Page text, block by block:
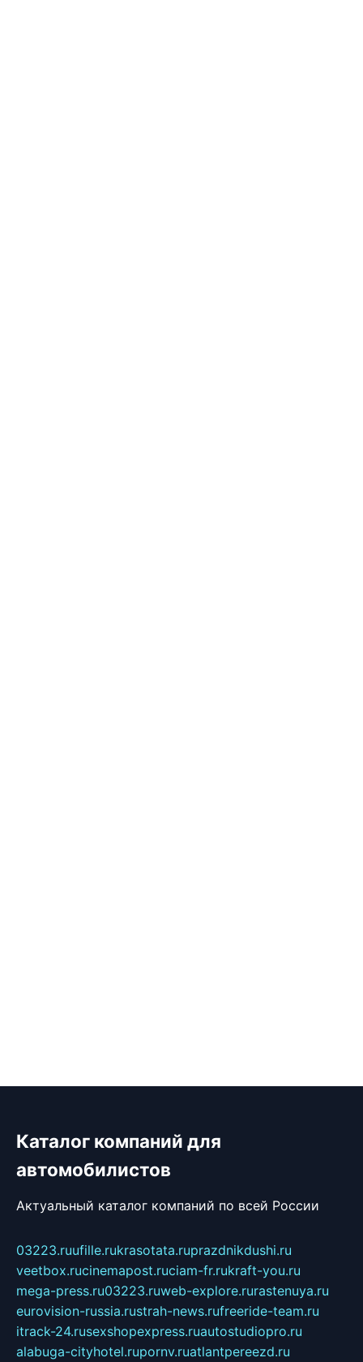
Каталог компаний для
автомобилистов
Актуальный каталог компаний по всей России
03223.ruufille.rukrasotata.ruprazdnikdushi.ru
veetbox.rucinemapost.ruciam-fr.rukraft-you.ru
mega-press.ru03223.ruweb-explore.rurastenuya.ru
eurovision-russia.rustrah-news.rufreeride-team.ru
itrack-24.rusexshopexpress.ruautostudiopro.ru
alabuga-cityhotel.rupornv.ruatlantpereezd.ru